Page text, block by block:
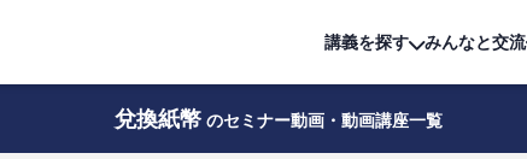
講義を探す みんなと交流
兌換紙幣 のセミナー動画・動画講座一覧